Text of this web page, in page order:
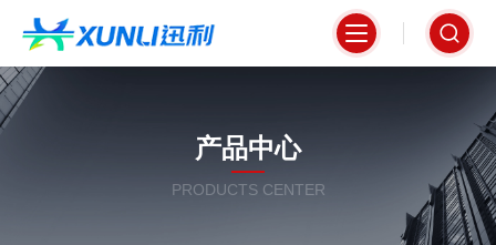
产品中心
PRODUCTS CENTER